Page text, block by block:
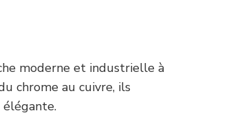
moderne et industrielle à
chrome au cuivre, ils